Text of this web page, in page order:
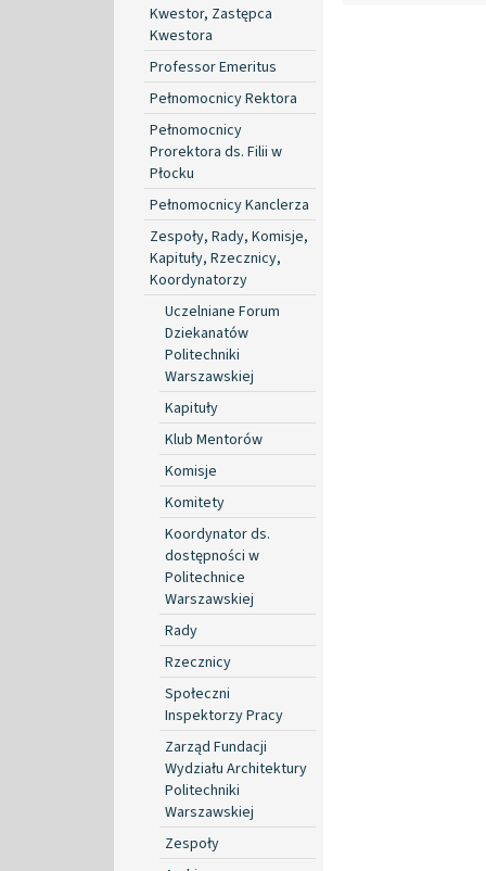
Kwestor, Zastępca
Kwestora
Professor Emeritus
Pełnomocnicy Rektora
Pełnomocnicy
Prorektora ds. Filii w
Płocku
Pełnomocnicy Kanclerza
Zespoły, Rady, Komisje,
Kapituły, Rzecznicy,
Koordynatorzy
Uczelniane Forum
Dziekanatów
Politechniki
Warszawskiej
Kapituły
Klub Mentorów
Komisje
Komitety
Koordynator ds.
dostępności w
Politechnice
Warszawskiej
Rady
Rzecznicy
Społeczni
Inspektorzy Pracy
Zarząd Fundacji
Wydziału Architektury
Politechniki
Warszawskiej
Zespoły